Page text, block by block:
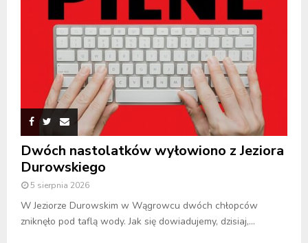
Dwóch nastolatków wyłowiono z Jeziora
Durowskiego
5 sierpnia 2026
W Jeziorze Durowskim w Wągrowcu dwóch chłopców
zniknęło pod taflą wody. Jak się dowiadujemy, dzisiaj,...